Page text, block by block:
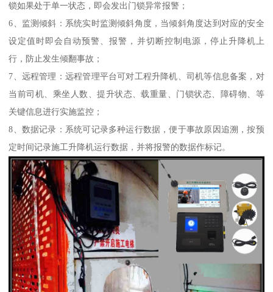
锁如果处于单一状态，即会发出门锁异常报警；
6、监测倾斜：系统实时监测倾斜角度，当倾斜角度达到对应的安全
设定值时即会自动预警、报警，并切断控制电源，停止升降机上
行，防止发生倾翻事故；
7、远程管理：远程管理平台可对工程升降机、司机等信息备案，对
当前司机、乘坐人数、提升状态、载重量、门锁状态、障碍物、等
关键信息进行实施监控；
8、数据记录：系统可记录多种运行数据，便于事故原因追溯，按预
定时间记录施工升降机运行数据，并将报警的数据作标记。